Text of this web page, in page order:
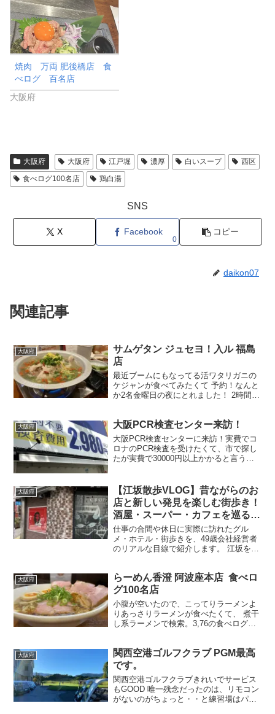
焼肉 万両 肥後橋店 食
べログ 百名店
大阪府
大阪府 大阪府 江戸堀 濃厚 白いスープ
西区
食べログ100名店
鶏白湯
SNS
X Facebook
0
コピー
daikon07
関連記事
大阪府
サムゲタン ジュセヨ！入ル 福島
店
最近ブームにもなってる活ワタリガニの
ケジャンが食べてみたくて 予約！なんと
か2名金曜日の夜にとれました！ 2時間制
韓国料理 入ルミシュランピググルマン獲
得のサ...
大阪府 大阪PCR検査センター来訪！
大阪PCR検査センターに来訪！実費でコ
ロナのPCR検査を受けたくて、市で探し
たが実費で30000円以上かかると言うこ
るところ発見！電話はつながらず、並ば
ないといけないが、当日（お急ぎ便）
5980円でWEB上で検査結果がわかるの
で、ぜひお急ぎで費用かけたくない方は
行ってみてください
大阪府
【江坂散歩VLOG】昔ながらのお
店と新しい発見を楽しむ街歩き！
酒屋・スーパー・カフェを巡る休
日
仕事の合間や休日に実際に訪れたグル
メ・ホテル・街歩きを、49歳会社経営者
のリアルな目線で紹介します。 江坂を目
すること。 江坂駅周辺はオフィス街とし
て有名ですが、少し...
大阪府
らーめん香澄 阿波座本店 食べロ
グ100名店
小腹が空いたので、こってりラーメンよ
りあっさりラーメンが食べたくて、 煮干
し系ラーメンで検索。3,76の食べログ高
堪能しにいきました。 店構え 老舗感があ
り、大通...
大阪府
関西空港ゴルフクラブ PGM最高
です。
関西空港ゴルフクラブきれいでサービス
もGOOD 唯一残念だったのは、リモコン
がないのがちょっと・・と練習場はパタ